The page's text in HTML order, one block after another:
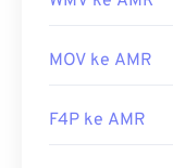
MOV ke AMR
F4P ke AMR